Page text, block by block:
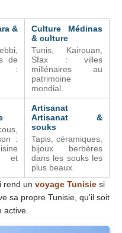
&
de
:
Culture  Médinas
& culture
Tunis, Kairouan,
Sfax : villes
millénaires au
patrimoine
mondial.
:
et
Artisanat
Artisanat &
souks
Tapis, céramiques,
bijoux berbères
dans les souks les
plus beaux.
rend un voyage Tunisie si
sa propre Tunisie, qu'il soit
active.